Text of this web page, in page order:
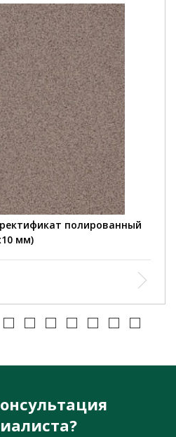
полированный
мм)